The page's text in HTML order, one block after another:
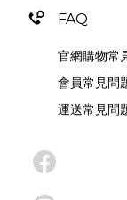
FAQ
官網購物常
會員常見問
運送常見問